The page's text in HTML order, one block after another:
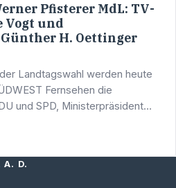
Pfisterer MdL: TV-
Vogt und
H. Oettinger
Landtagswahl werden heute
Fernsehen die
und SPD, Ministerpräsident
A. D.